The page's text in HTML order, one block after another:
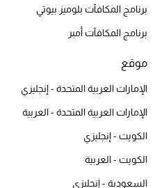
برنامج المكافآت بلوميز بيوتي
برنامج المكافآت أمبر
موقع
الإمارات العربية المتحدة - إنجليزي
الإمارات العربية المتحدة - العربية
الكويت - إنجليزي
الكويت - العربية
السعودية - إنجليزي